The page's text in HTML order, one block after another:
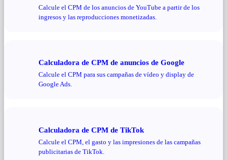
Calcule el CPM de los anuncios de YouTube a partir de los
ingresos y las reproducciones monetizadas.
Calculadora de CPM de anuncios de Google
Calcule el CPM para sus campañas de vídeo y display de
Google Ads.
Calculadora de CPM de TikTok
Calcule el CPM, el gasto y las impresiones de las campañas
publicitarias de TikTok.